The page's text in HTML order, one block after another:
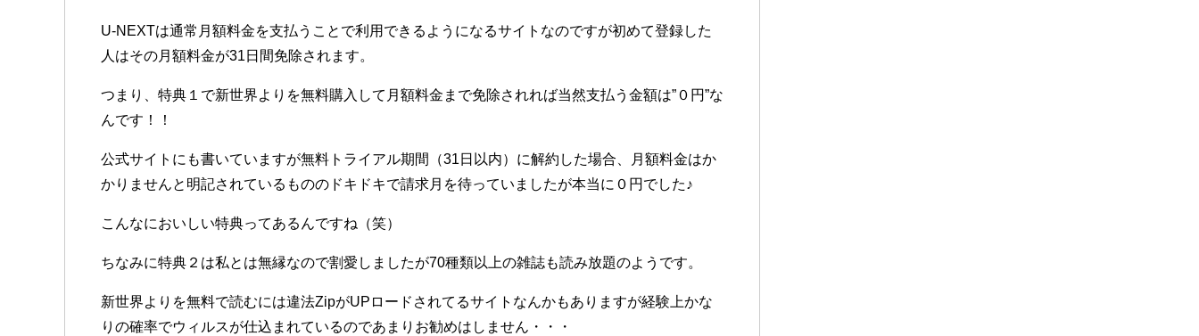
U-NEXTは通常月額料金を支払うことで利用できるようになるサイトなのですが初めて登録した
人はその月額料金が31日間免除されます。
つまり、特典１で新世界よりを無料購入して月額料金まで免除されれば当然支払う金額は”０円”な
んです！！
公式サイトにも書いていますが無料トライアル期間（31日以内）に解約した場合、月額料金はか
かりませんと明記されているもののドキドキで請求月を待っていましたが本当に０円でした♪
こんなにおいしい特典ってあるんですね（笑）
ちなみに特典２は私とは無縁なので割愛しましたが70種類以上の雑誌も読み放題のようです。
新世界よりを無料で読むには違法ZipがUPロードされてるサイトなんかもありますが経験上かな
りの確率でウィルスが仕込まれているのであまりお勧めはしません・・・